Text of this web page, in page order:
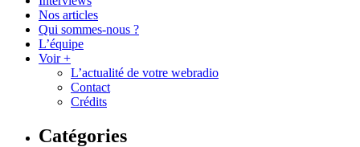
Nos articles
Qui sommes-nous ?
L’équipe
Voir +
L’actualité de votre webradio
Contact
Crédits
Catégories